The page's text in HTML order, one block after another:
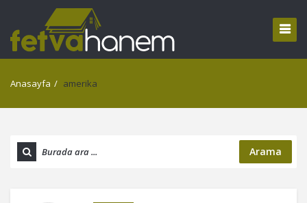
Anasayfa / amerika
Arama